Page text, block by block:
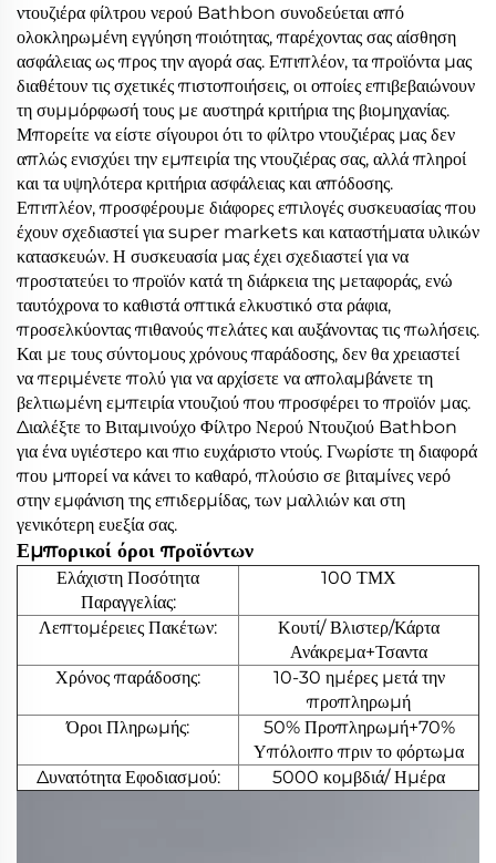
ντουζιέρα φίλτρου νερού Bathbon συνοδεύεται από
ολοκληρωμένη εγγύηση ποιότητας, παρέχοντας σας αίσθηση
ασφάλειας ως προς την αγορά σας. Επιπλέον, τα προϊόντα μας
διαθέτουν τις σχετικές πιστοποιήσεις, οι οποίες επιβεβαιώνουν
τη συμμόρφωσή τους με αυστηρά κριτήρια της βιομηχανίας.
Μπορείτε να είστε σίγουροι ότι το φίλτρο ντουζιέρας μας δεν
απλώς ενισχύει την εμπειρία της ντουζιέρας σας, αλλά πληροί
και τα υψηλότερα κριτήρια ασφάλειας και απόδοσης.
Επιπλέον, προσφέρουμε διάφορες επιλογές συσκευασίας που
έχουν σχεδιαστεί για super markets και καταστήματα υλικών
κατασκευών. Η συσκευασία μας έχει σχεδιαστεί για να
προστατεύει το προϊόν κατά τη διάρκεια της μεταφοράς, ενώ
ταυτόχρονα το καθιστά οπτικά ελκυστικό στα ράφια,
προσελκύοντας πιθανούς πελάτες και αυξάνοντας τις πωλήσεις.
Και με τους σύντομους χρόνους παράδοσης, δεν θα χρειαστεί
να περιμένετε πολύ για να αρχίσετε να απολαμβάνετε τη
βελτιωμένη εμπειρία ντουζιού που προσφέρει το προϊόν μας.
Διαλέξτε το Βιταμινούχο Φίλτρο Νερού Ντουζιού Bathbon
για ένα υγιέστερο και πιο ευχάριστο ντούς. Γνωρίστε τη διαφορά
που μπορεί να κάνει το καθαρό, πλούσιο σε βιταμίνες νερό
στην εμφάνιση της επιδερμίδας, των μαλλιών και στη
γενικότερη ευεξία σας.
Εμπορικοί όροι προϊόντων
Ελάχιστη Ποσότητα
Παραγγελίας:
100 ΤΜΧ
Λεπτομέρειες Πακέτων:
Κουτί/ Βλιστερ/Κάρτα
Ανάκρεμα+Τσαντα
Χρόνος παράδοσης:
10-30 ημέρες μετά την
προπληρωμή
Όροι Πληρωμής:
50% Προπληρωμή+70%
Υπόλοιπο πριν το φόρτωμα
Δυνατότητα Εφοδιασμού:
5000 κομβδιά/ Ημέρα